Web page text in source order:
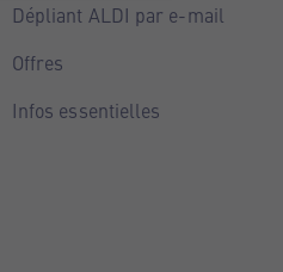
Dépliant ALDI par e-mail
Offres
Infos essentielles